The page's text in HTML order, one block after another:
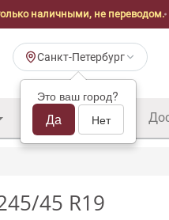
наличными, не переводом.
Санкт-Петербург
Это ваш город?
Да Нет
Шины б/у оптом
45 R19